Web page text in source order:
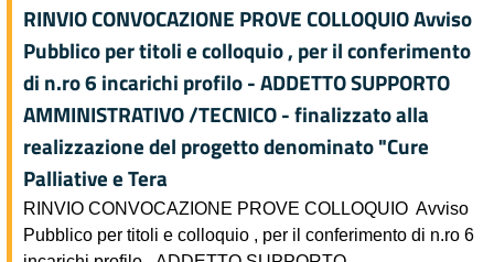
RINVIO CONVOCAZIONE PROVE COLLOQUIO Avviso
Pubblico per titoli e colloquio , per il conferimento
di n.ro 6 incarichi profilo - ADDETTO SUPPORTO
AMMINISTRATIVO /TECNICO - finalizzato alla
realizzazione del progetto denominato "Cure
Palliative e Tera
RINVIO CONVOCAZIONE PROVE COLLOQUIO Avviso
Pubblico per titoli e colloquio , per il conferimento di n.ro 6